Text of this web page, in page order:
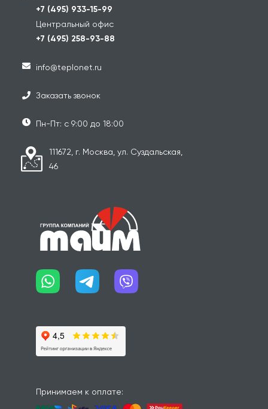
+7 (495) 933-15-99
Центральный офис
+7 (495) 258-93-88
info@teplonet.ru
Заказать звонок
Пн-Пт: с 9:00 до 18:00
111672, г. Москва, ул. Суздальская,
46
Принимаем к оплате: